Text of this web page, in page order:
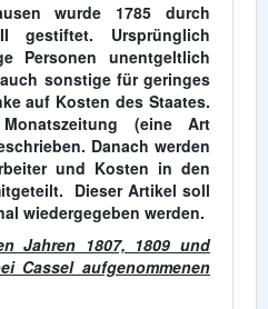
wurde 1785 durch
gestiftet. Ursprünglich
Personen unentgeltlich
sonstige für geringes
auf Kosten des Staates.
(eine Art
Danach werden
und Kosten in den
Dieser Artikel soll
wiedergegeben werden.
Jahren 1807, 1809 und
Cassel aufgenommenen